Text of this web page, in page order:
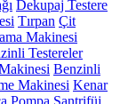
Dekupaj Testere
Tırpan Çit
Makinesi
Testereler
Benzinli
Makinesi Kenar
Pompa Santrifüj